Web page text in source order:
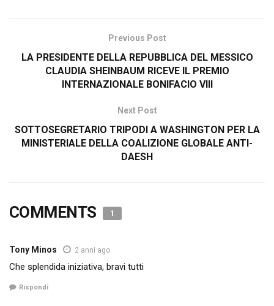
Previous Post
LA PRESIDENTE DELLA REPUBBLICA DEL MESSICO
CLAUDIA SHEINBAUM RICEVE IL PREMIO
INTERNAZIONALE BONIFACIO VIII
Next Post
SOTTOSEGRETARIO TRIPODI A WASHINGTON PER LA
MINISTERIALE DELLA COALIZIONE GLOBALE ANTI-
DAESH
COMMENTS 1
Tony Minos 2 anni ago
Che splendida iniziativa, bravi tutti
Rispondi